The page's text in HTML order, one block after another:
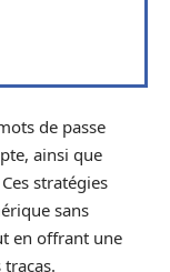
de passe
ainsi que
stratégies
sans
en offrant une